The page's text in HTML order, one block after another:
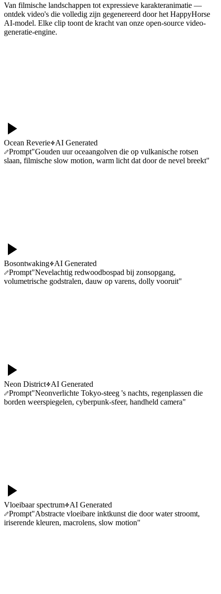
Van filmische landschappen tot expressieve karakteranimatie —
ontdek video's die volledig zijn gegenereerd door het HappyHorse
AI-model. Elke clip toont de kracht van onze open-source video-
generatie-engine.
Ocean Reverie
AI Generated
Prompt"Gouden uur oceaangolven die op vulkanische rotsen
slaan, filmische slow motion, warm licht dat door de nevel breekt"
Bosontwaking
AI Generated
Prompt"Nevelachtig redwoodbospad bij zonsopgang,
volumetrische godstralen, dauw op varens, dolly vooruit"
Neon District
AI Generated
Prompt"Neonverlichte Tokyo-steeg 's nachts, regenplassen die
borden weerspiegelen, cyberpunk-sfeer, handheld camera"
Vloeibaar spectrum
AI Generated
Prompt"Abstracte vloeibare inktkunst die door water stroomt,
iriserende kleuren, macrolens, slow motion"